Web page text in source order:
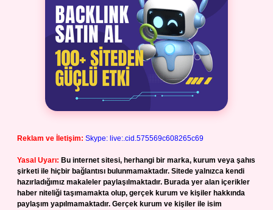
Reklam ve İletişim: Skype: live:.cid.575569c608265c69
Yasal Uyarı: Bu internet sitesi, herhangi bir marka, kurum veya şahıs
şirketi ile hiçbir bağlantısı bulunmamaktadır. Sitede yalnızca kendi
hazırladığımız makaleler paylaşılmaktadır. Burada yer alan içerikler
haber niteliği taşımamakta olup, gerçek kurum ve kişiler hakkında
paylaşım yapılmamaktadır. Gerçek kurum ve kişiler ile isim